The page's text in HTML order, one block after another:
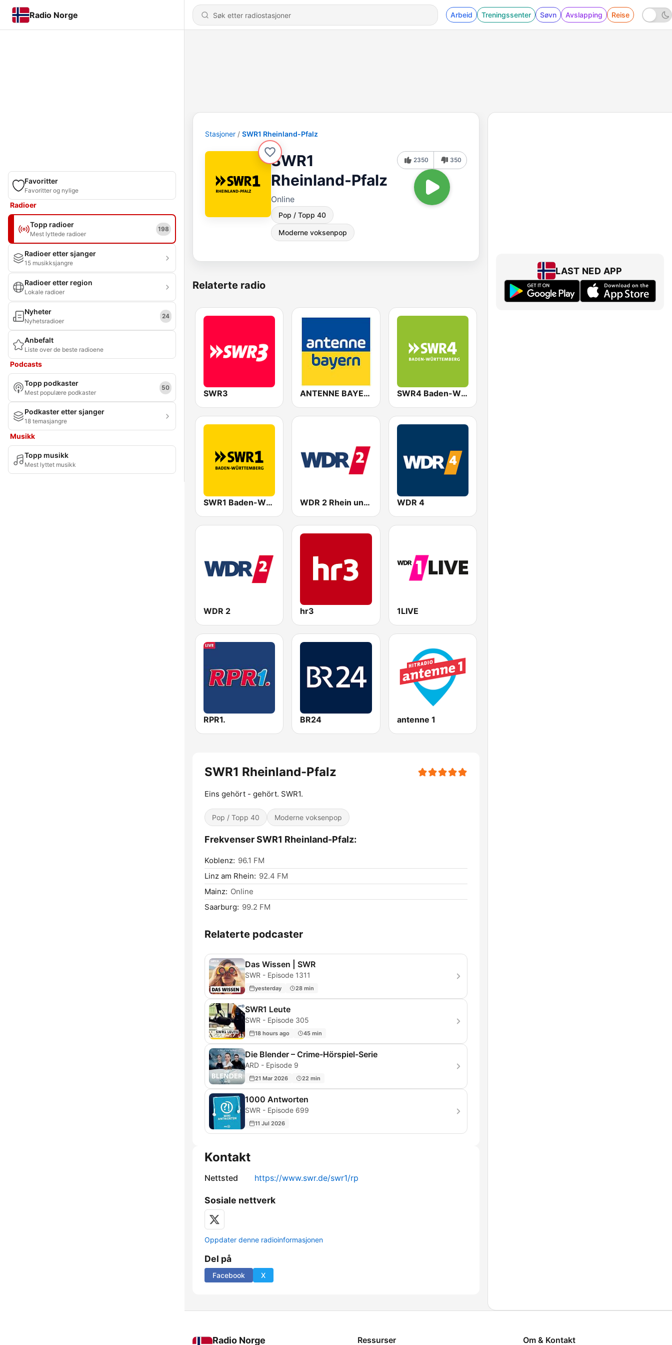
Radio Norge Arbeid Treningssenter Søvn Avslapping Reise
Favoritter
Favoritter og nylige
Radioer
Topp radioer
Mest lyttede radioer
198
Radioer etter sjanger
15 musikksjangre
Radioer etter region
Lokale radioer
Nyheter
Nyhetsradioer
24
Anbefalt
Liste over de beste radioene
Podcasts
Topp podkaster
Mest populære podkaster
50
Podkaster etter sjanger
18 temasjangre
Musikk
Topp musikk
Mest lyttet musikk
Stasjoner SWR1 Rheinland-Pfalz
SWR1
Rheinland-Pfalz
Online
Pop / Topp 40
Moderne voksenpop
2350 350
Relaterte radio
SWR3 ANTENNE BAYERN SWR4 Baden-Württemberg
SWR1 Baden-Württemberg WDR 2 Rhein und Ruhr WDR 4
WDR 2 hr3 1LIVE
RPR1. BR24 antenne 1
SWR1 Rheinland-Pfalz
Eins gehört - gehört. SWR1.
Pop / Topp 40 Moderne voksenpop
Frekvenser SWR1 Rheinland-Pfalz:
Koblenz: 96.1 FM
Linz am Rhein: 92.4 FM
Mainz: Online
Saarburg: 99.2 FM
Relaterte podcaster
Das Wissen | SWR
SWR - Episode 1311
yesterday 28 min
SWR1 Leute
SWR - Episode 305
18 hours ago 45 min
Die Blender – Crime-Hörspiel-Serie
ARD - Episode 9
21 Mar 2026 22 min
1000 Antworten
SWR - Episode 699
11 Jul 2026
Kontakt
Nettsted https://www.swr.de/swr1/rp
Sosiale nettverk
Oppdater denne radioinformasjonen
Del på
Facebook X
LAST NED APP
Radio Norge Ressurser Om & Kontakt